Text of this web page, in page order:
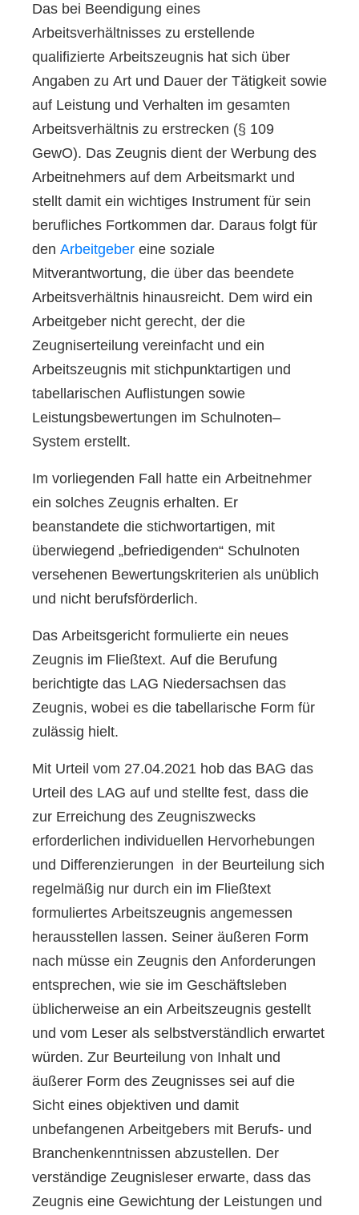
Das bei Beendigung eines
Arbeitsverhältnisses zu erstellende
qualifizierte Arbeitszeugnis hat sich über
Angaben zu Art und Dauer der Tätigkeit sowie
auf Leistung und Verhalten im gesamten
Arbeitsverhältnis zu erstrecken (§ 109
GewO). Das Zeugnis dient der Werbung des
Arbeitnehmers auf dem Arbeitsmarkt und
stellt damit ein wichtiges Instrument für sein
berufliches Fortkommen dar. Daraus folgt für
den Arbeitgeber eine soziale
Mitverantwortung, die über das beendete
Arbeitsverhältnis hinausreicht. Dem wird ein
Arbeitgeber nicht gerecht, der die
Zeugniserteilung vereinfacht und ein
Arbeitszeugnis mit stichpunktartigen und
tabellarischen Auflistungen sowie
Leistungsbewertungen im Schulnoten–
System erstellt.
Im vorliegenden Fall hatte ein Arbeitnehmer
ein solches Zeugnis erhalten. Er
beanstandete die stichwortartigen, mit
überwiegend „befriedigenden“ Schulnoten
versehenen Bewertungskriterien als unüblich
und nicht berufsförderlich.
Das Arbeitsgericht formulierte ein neues
Zeugnis im Fließtext. Auf die Berufung
berichtigte das LAG Niedersachsen das
Zeugnis, wobei es die tabellarische Form für
zulässig hielt.
Mit Urteil vom 27.04.2021 hob das BAG das
Urteil des LAG auf und stellte fest, dass die
zur Erreichung des Zeugniszwecks
erforderlichen individuellen Hervorhebungen
und Differenzierungen in der Beurteilung sich
regelmäßig nur durch ein im Fließtext
formuliertes Arbeitszeugnis angemessen
herausstellen lassen. Seiner äußeren Form
nach müsse ein Zeugnis den Anforderungen
entsprechen, wie sie im Geschäftsleben
üblicherweise an ein Arbeitszeugnis gestellt
und vom Leser als selbstverständlich erwartet
würden. Zur Beurteilung von Inhalt und
äußerer Form des Zeugnisses sei auf die
Sicht eines objektiven und damit
unbefangenen Arbeitgebers mit Berufs- und
Branchenkenntnissen abzustellen. Der
verständige Zeugnisleser erwarte, dass das
Zeugnis eine Gewichtung der Leistungen und